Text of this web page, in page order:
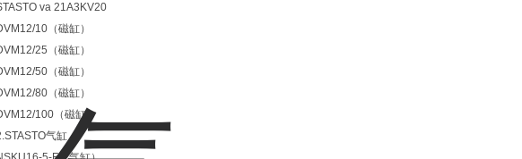
va 21A3KV20
10（磁缸）
25（磁缸）
50（磁缸）
80（磁缸）
100（磁缸）
气缸